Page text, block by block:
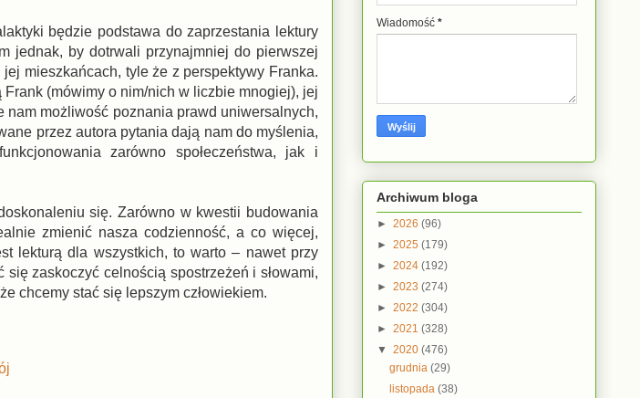
będzie podstawa do zaprzestania lektury
jednak, by dotrwali przynajmniej do pierwszej
mieszkańcach, tyle że z perspektywy Franka.
(mówimy o nim/nich w liczbie mnogiej), jej
nam możliwość poznania prawd uniwersalnych,
przez autora pytania dają nam do myślenia,
zarówno społeczeństwa, jak i
się. Zarówno w kwestii budowania
zmienić nasza codzienność, a co więcej,
lekturą dla wszystkich, to warto – nawet przy
zaskoczyć celnością spostrzeżeń i słowami,
chcemy stać się lepszym człowiekiem.
Wiadomość *
Archiwum bloga
► 2026 (96)
► 2025 (179)
► 2024 (192)
► 2023 (274)
► 2022 (304)
► 2021 (328)
▼ 2020 (476)
grudnia(29)
listopada(38)